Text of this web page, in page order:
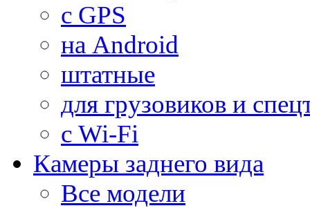
с GPS
на Android
штатные
для грузовиков и
с Wi-Fi
Камеры заднего вида
Все модели